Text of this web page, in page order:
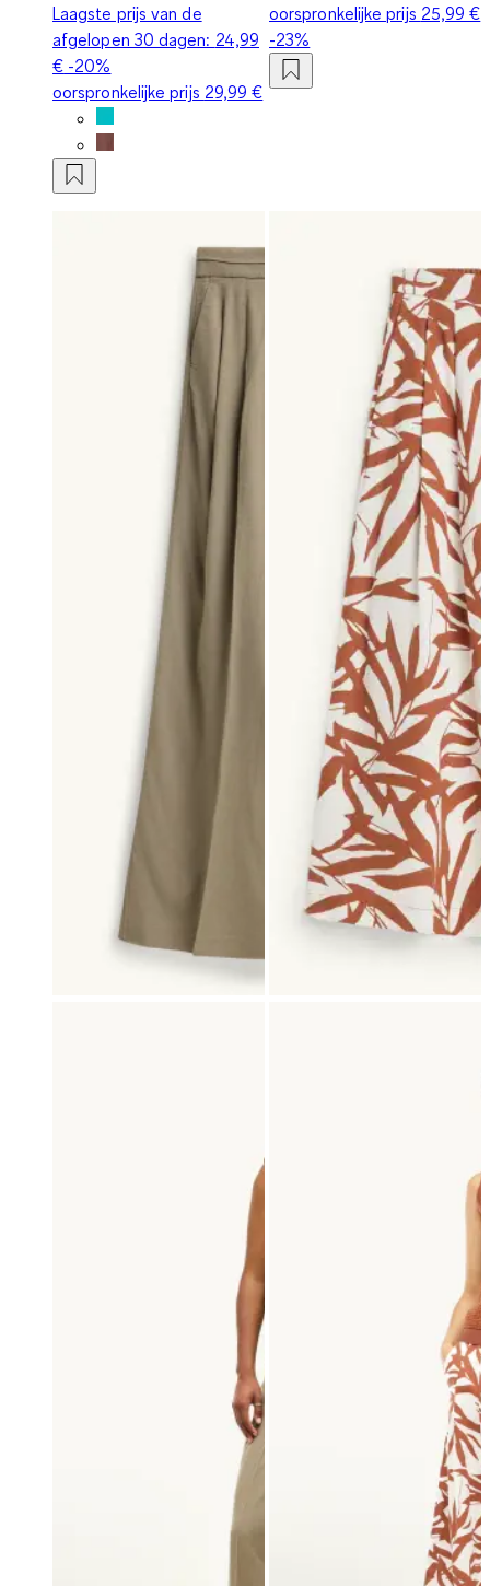
Laagste prijs van de
afgelopen 30 dagen: 24,99
€ -20%
oorspronkelijke prijs 29,99 €
oorspronkelijke prijs 25,99 €
-23%